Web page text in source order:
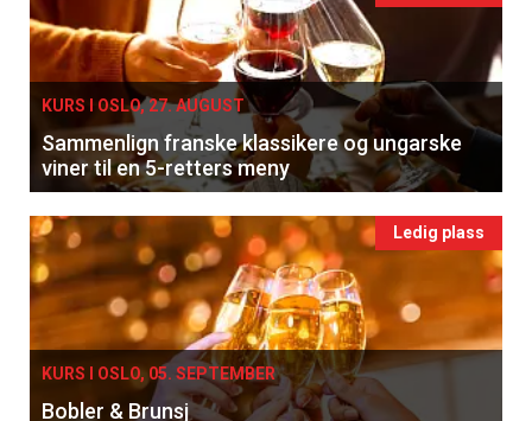
KURS I OSLO, 27. AUGUST
Sammenlign franske klassikere og ungarske
viner til en 5-retters meny
Ledig plass
KURS I OSLO, 05. SEPTEMBER
Bobler & Brunsj